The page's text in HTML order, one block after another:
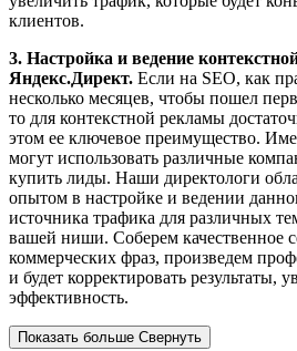
клиентов.
3. Настройка и ведение
Яндекс.Директ. Если на SEO, как
несколько месяцев, чтобы пошел
то для контекстной рекламы
этом ее ключевое преимущество.
могут использовать различные
купить лиды. Наши директологи
опытом в настройке и ведении
источника трафика для различных
вашей ниши. Соберем качественное
коммерческих фраз, произведем
и будет корректировать результаты,
эффективность.
Показать больше Свернуть